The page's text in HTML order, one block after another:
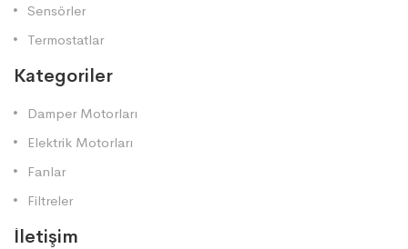
Sensörler
Termostatlar
Kategoriler
Damper Motorları
Elektrik Motorları
Fanlar
Filtreler
İletişim